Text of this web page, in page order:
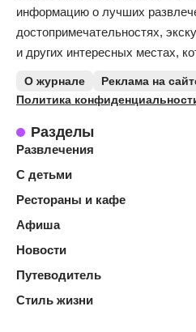
информацию о лучших
достопримечательностях,
и других интересных местах,
О журнале Реклама на
Политика
Разделы
Развлечения
С детьми
Рестораны и кафе
Афиша
Новости
Путеводитель
Стиль жизни